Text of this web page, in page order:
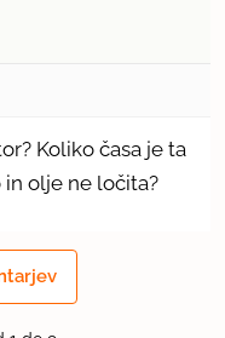
Koliko časa je ta
olje ne ločita?